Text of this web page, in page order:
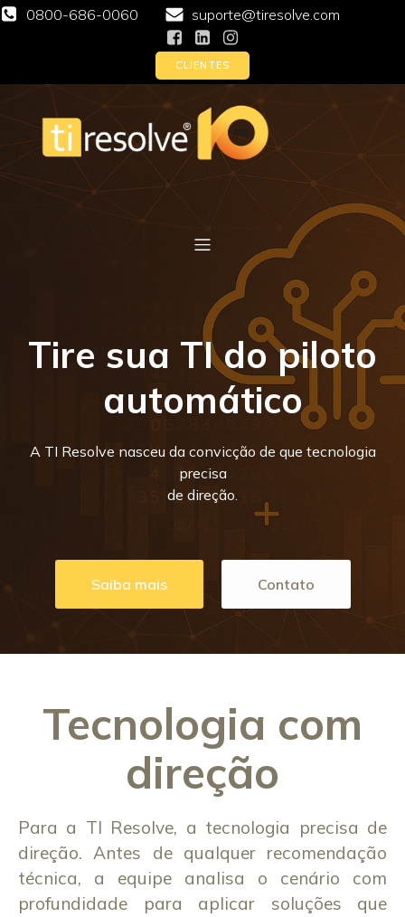
0800-686-0060 suporte@tiresolve.com
CLIENTES
Tire sua TI do piloto
automático
A TI Resolve nasceu da convicção de que tecnologia
precisa
de direção.
Saiba mais Contato
Tecnologia com
direção
Para a TI Resolve, a tecnologia precisa de
direção. Antes de qualquer recomendação
técnica, a equipe analisa o cenário com
profundidade para aplicar soluções que